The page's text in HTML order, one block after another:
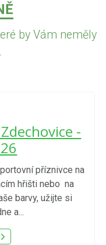
by Vám neměly
-
příznivce na
hřišti nebo na
barvy, užijte si
a...